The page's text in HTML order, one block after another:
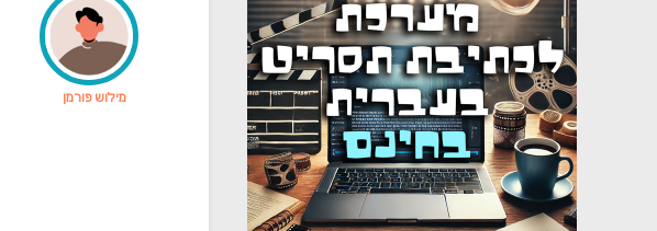
מילוש פורמן